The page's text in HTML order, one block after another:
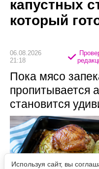
капустных
который
06.08.2026
21:18
Пока мясо
пропитывается
становится
Используя сайт, вы